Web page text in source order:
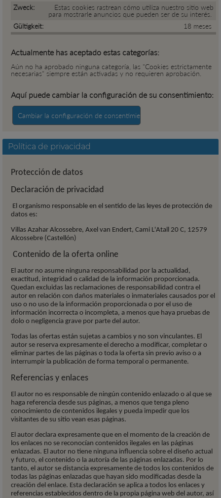
Estas cookies rastrean cómo utiliza nuestro sitio web
para mostrarle anuncios que pueden ser de su interés.
18 meses
Actualmente has aceptado estas categorías:
Aún no ha aprobado ninguna categoría, las "Cookies estrictamente
necesarias" siempre están activadas y no requieren aprobación.
Aquí puede cambiar la configuración de su consentimiento:
Política de privacidad
Protección de datos
Declaración de privacidad
El organismo responsable en el sentido de las leyes de protección de
datos es:
Villas Azahar Alcossebre, Axel van Endert, Cami L'Atall 20 C, 12579
Alcossebre (Castellón)
Contenido de la oferta online
El autor no asume ninguna responsabilidad por la actualidad,
exactitud, integridad o calidad de la información proporcionada.
Quedan excluidas las reclamaciones de responsabilidad contra el
autor en relación con daños materiales o inmateriales causados por el
uso o no uso de la información proporcionada o por el uso de
información incorrecta o incompleta, a menos que haya pruebas de
dolo o negligencia grave por parte del autor.
Todas las ofertas están sujetas a cambios y no son vinculantes. El
autor se reserva expresamente el derecho a modificar, completar o
eliminar partes de las páginas o toda la oferta sin previo aviso o a
interrumpir la publicación de forma temporal o permanente.
Referencias y enlaces
El autor no es responsable de ningún contenido enlazado o al que se
haga referencia desde sus páginas, a menos que tenga pleno
conocimiento de contenidos ilegales y pueda impedir que los
visitantes de su sitio vean esas páginas.
El autor declara expresamente que en el momento de la creación de
los enlaces no se reconocían contenidos ilegales en las páginas
enlazadas. El autor no tiene ninguna influencia sobre el diseño actual
y futuro, el contenido o la autoría de las páginas enlazadas. Por lo
tanto, el autor se distancia expresamente de todos los contenidos de
todas las páginas enlazadas que hayan sido modificadas desde la
creación del enlace. Esta declaración se aplica a todos los enlaces y
referencias establecidos dentro de la propia página web del autor, así